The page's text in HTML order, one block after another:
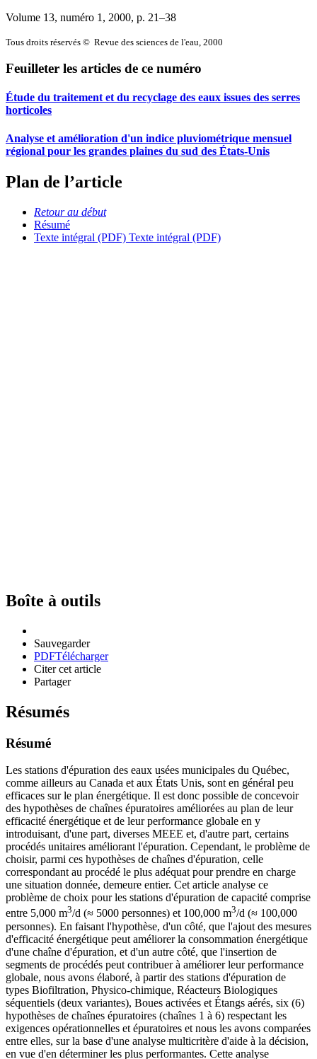
Volume 13, numéro 1, 2000, p. 21–38
Tous droits réservés © Revue des sciences de l'eau, 2000
Feuilleter les articles de ce numéro
Étude du traitement et du recyclage des eaux issues des serres
horticoles
Analyse et amélioration d'un indice pluviométrique mensuel
régional pour les grandes plaines du sud des États-Unis
Plan de l’article
Retour au début
Résumé
Texte intégral (PDF) Texte intégral (PDF)
Boîte à outils
Sauvegarder
PDFTélécharger
Citer cet article
Partager
Résumés
Résumé
Les stations d'épuration des eaux usées municipales du Québec,
comme ailleurs au Canada et aux États Unis, sont en général peu
efficaces sur le plan énergétique. Il est donc possible de concevoir
des hypothèses de chaînes épuratoires améliorées au plan de leur
efficacité énergétique et de leur performance globale en y
introduisant, d'une part, diverses MEEE et, d'autre part, certains
procédés unitaires améliorant l'épuration. Cependant, le problème de
choisir, parmi ces hypothèses de chaînes d'épuration, celle
correspondant au procédé le plus adéquat pour prendre en charge
une situation donnée, demeure entier. Cet article analyse ce
problème de choix pour les stations d'épuration de capacité comprise
entre 5,000 m3/d (≈ 5000 personnes) et 100,000 m3/d (≈ 100,000
personnes). En faisant l'hypothèse, d'un côté, que l'ajout des mesures
d'efficacité énergétique peut améliorer la consommation énergétique
d'une chaîne d'épuration, et d'un autre côté, que l'insertion de
segments de procédés peut contribuer à améliorer leur performance
globale, nous avons élaboré, à partir des stations d'épuration de
types Biofiltration, Physico-chimique, Réacteurs Biologiques
séquentiels (deux variantes), Boues activées et Étangs aérés, six (6)
hypothèses de chaînes épuratoires (chaînes 1 à 6) respectant les
exigences opérationnelles et épuratoires et nous les avons comparées
entre elles, sur la base d'une analyse multicritère d'aide à la décision,
en vue d'en déterminer les plus performantes. Cette analyse